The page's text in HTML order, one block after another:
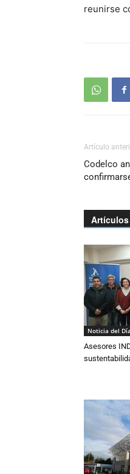
reunirse
Artículo
Codelco
Noticia del Día
Asesores